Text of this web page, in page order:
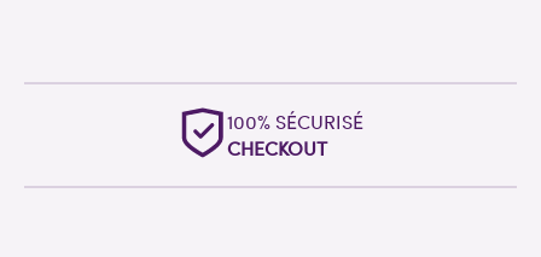
100% SÉCURISÉ
CHECKOUT